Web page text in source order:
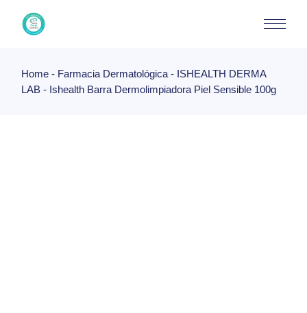
content
Home Farmacia Dermatológica
ISHEALTH DERMA
LAB
Ishealth Barra Dermolimpiadora Piel Sensible 100g